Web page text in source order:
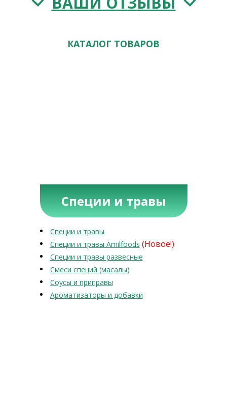
КАТАЛОГ ТОВАРОВ
Специи и травы
Специи и травы
Специи и травы Amilfoods (Новое!)
Специи и травы развесные
Смеси специй (масалы)
Соусы и приправы
Ароматизаторы и добавки